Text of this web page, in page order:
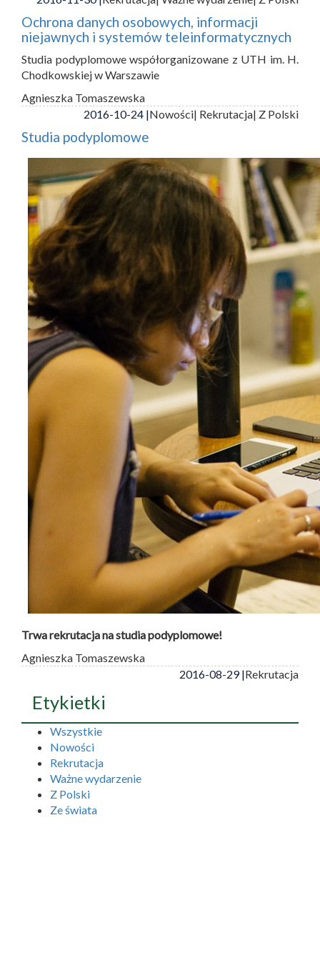
Ochrona danych osobowych, informacji
niejawnych i systemów teleinformatycznych
Studia podyplomowe współorganizowane z UTH im. H.
Chodkowskiej w Warszawie
Agnieszka Tomaszewska
2016-10-24 |Nowości| Rekrutacja| Z Polski
Studia podyplomowe
Trwa rekrutacja na studia podyplomowe!
Agnieszka Tomaszewska
2016-08-29 |Rekrutacja
Etykietki
Wszystkie
Nowości
Rekrutacja
Ważne wydarzenie
Z Polski
Ze świata